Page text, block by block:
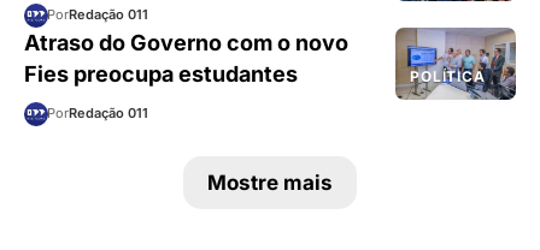
PorRedação 011
POLÍTICA
Atraso do Governo com o novo
Fies preocupa estudantes
PorRedação 011
Mostre mais